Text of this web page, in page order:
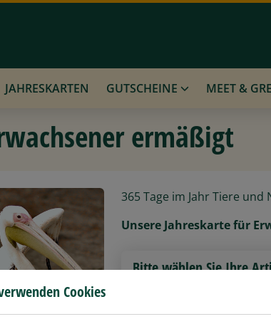
JAHRESKARTEN GUTSCHEINE MEET &
ermäßigt
365 Tage im Jahr Tiere
Unsere Jahreskarte für
Bitte wählen Sie Ihre
Cookies